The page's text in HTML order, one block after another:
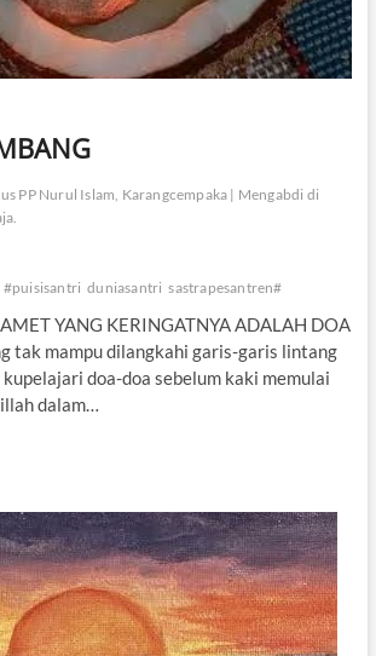
PP Nurul Islam, Karangcempaka | Mengabdi di
#puisisantri duniasantri sastrapesantren#
YANG KERINGATNYA ADALAH DOA
tak mampu dilangkahi garis-garis lintang
doa-doa sebelum kaki memulai
dalam…